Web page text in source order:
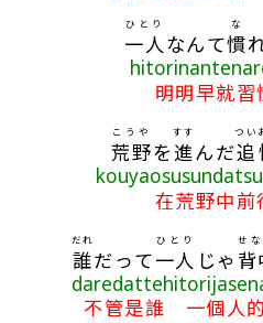
一人
ひとり
なんて慣
な
明明早就習
荒野
こうや
を進
すす
んだ追
つい
在荒野中前
誰
だれ
だって一人
ひとり
じゃ 背
せ
不管是誰 一個人